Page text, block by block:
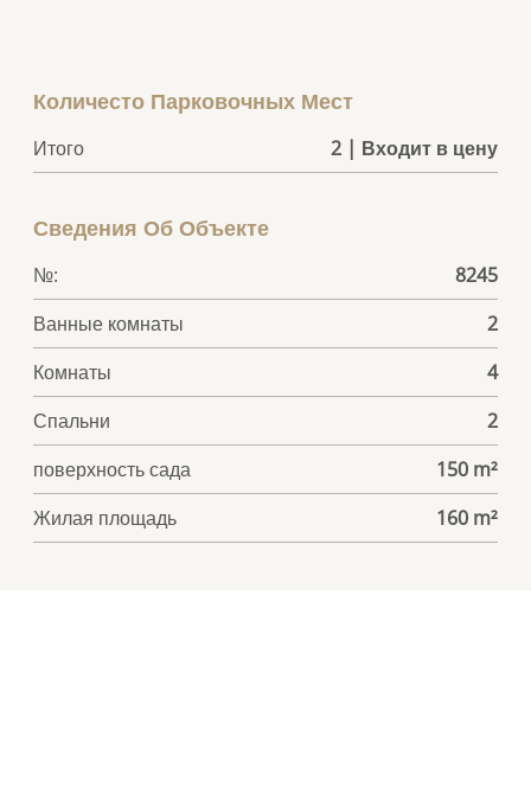
Количесто Парковочных Мест
Итого 2 | Входит в цену
Сведения Об Объекте
№:
8245
Ванные комнаты
2
Комнаты
4
Спальни
2
поверхность сада
150 m²
Жилая площадь
160 m²